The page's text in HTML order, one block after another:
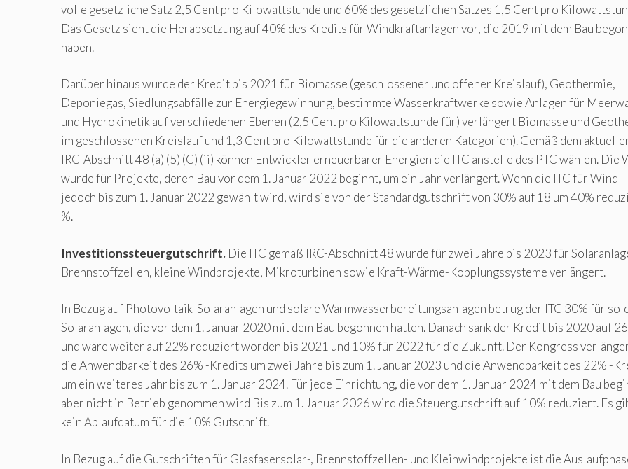
volle gesetzliche Satz 2,5 Cent pro Kilowattstunde und 60% des gesetzlichen Satzes 1,5 Cent pro
Das Gesetz sieht die Herabsetzung auf 40% des Kredits für Windkraftanlagen vor, die 2019 mit dem Bau
haben.
Darüber hinaus wurde der Kredit bis 2021 für Biomasse (geschlossener und offener Kreislauf), Geothermie,
Deponiegas, Siedlungsabfälle zur Energiegewinnung, bestimmte Wasserkraftwerke sowie Anlagen für
und Hydrokinetik auf verschiedenen Ebenen (2,5 Cent pro Kilowattstunde für) verlängert Biomasse und
im geschlossenen Kreislauf und 1,3 Cent pro Kilowattstunde für die anderen Kategorien). Gemäß dem
IRC-Abschnitt 48 (a) (5) (C) (ii) können Entwickler erneuerbarer Energien die ITC anstelle des PTC wählen. Die
wurde für Projekte, deren Bau vor dem 1. Januar 2022 beginnt, um ein Jahr verlängert. Wenn die ITC für Wind
jedoch bis zum 1. Januar 2022 gewählt wird, wird sie von der Standardgutschrift von 30% auf 18 um 40%
%.
Investitionssteuergutschrift. Die ITC gemäß IRC-Abschnitt 48 wurde für zwei Jahre bis 2023 für
Brennstoffzellen, kleine Windprojekte, Mikroturbinen sowie Kraft-Wärme-Kopplungssysteme verlängert.
In Bezug auf Photovoltaik-Solaranlagen und solare Warmwasserbereitungsanlagen betrug der ITC 30% für
Solaranlagen, die vor dem 1. Januar 2020 mit dem Bau begonnen hatten. Danach sank der Kredit bis 2020 auf
und wäre weiter auf 22% reduziert worden bis 2021 und 10% für 2022 für die Zukunft. Der Kongress
die Anwendbarkeit des 26% -Kredits um zwei Jahre bis zum 1. Januar 2023 und die Anwendbarkeit des 22% -
um ein weiteres Jahr bis zum 1. Januar 2024. Für jede Einrichtung, die vor dem 1. Januar 2024 mit dem Bau
aber nicht in Betrieb genommen wird Bis zum 1. Januar 2026 wird die Steuergutschrift auf 10% reduziert. Es
kein Ablaufdatum für die 10% Gutschrift.
In Bezug auf die Gutschriften für Glasfasersolar-, Brennstoffzellen- und Kleinwindprojekte ist die